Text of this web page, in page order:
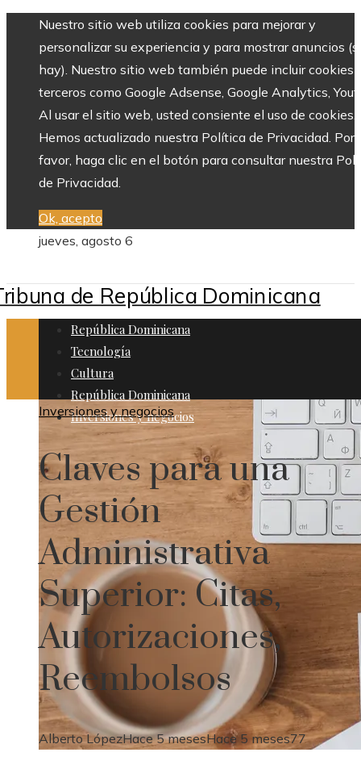
Nuestro sitio web utiliza cookies para mejorar y
personalizar su experiencia y para mostrar anuncios
hay). Nuestro sitio web también puede incluir cookies
terceros como Google Adsense, Google Analytics,
Al usar el sitio web, usted consiente el uso de cookies.
Hemos actualizado nuestra Política de Privacidad. Por
favor, haga clic en el botón para consultar nuestra
de Privacidad.
Ok, acepto
jueves, agosto 6
República Dominicana
Tecnología
Cultura
República Dominicana
Inversiones y negocios
Inversiones y negocios
Claves para una
Gestión
Administrativa
Superior: Citas,
Autorizaciones,
Reembolsos
Alberto LópezHace 5 mesesHace 5 meses77